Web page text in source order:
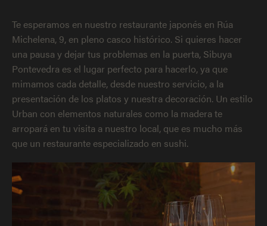
Te esperamos en nuestro restaurante japonés en Rúa
Michelena, 9, en pleno casco histórico. Si quieres hacer
una pausa y dejar tus problemas en la puerta, Sibuya
Pontevedra es el lugar perfecto para hacerlo, ya que
mimamos cada detalle, desde nuestro servicio, a la
presentación de los platos y nuestra decoración. Un estilo
Urban con elementos naturales como la madera te
arropará en tu visita a nuestro local, que es mucho más
que un restaurante especializado en sushi.